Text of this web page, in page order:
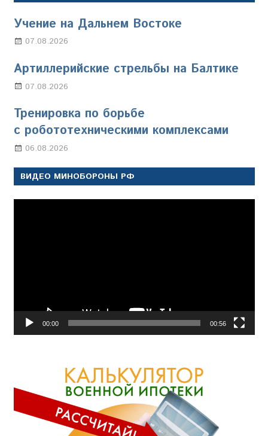
Учение на Дальнем Востоке
07.08.2026
Артиллерийские стрельбы на Балтике
07.08.2026
Тренировка по борьбе
с робототехническими комплексами
06.08.2026
ВИДЕО МИНОБОРОНЫ РФ
00:00 00:56